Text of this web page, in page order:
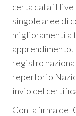
certa data il
singole aree di
miglioramenti a
apprendimento.
registro
repertorio
invio del
Con la firma